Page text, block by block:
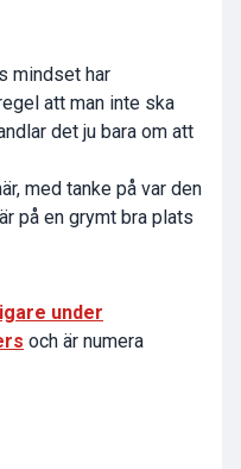
mindset har
att man inte ska
det ju bara om att
med tanke på var den
på en grymt bra plats
under
och är numera